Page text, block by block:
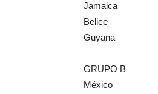
Jamaica
Belice
Guyana
GRUPO B
México